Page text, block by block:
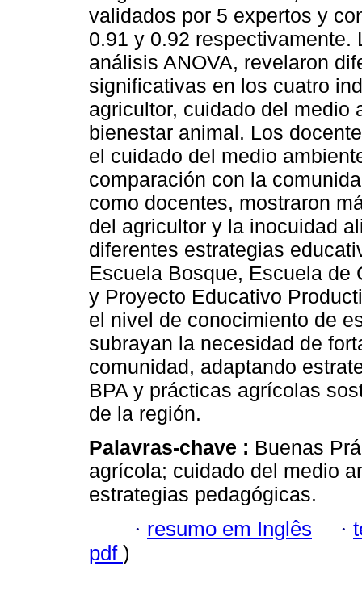
validados por 5 expertos y
0.91 y 0.92
análisis ANOVA, revelaron
significativas en los cuatro
agricultor, cuidado del medio
bienestar animal. Los
el cuidado del medio
comparación con la
como docentes, mostraron
del agricultor y la inocuidad
diferentes estrategias
Escuela Bosque, Escuela de
y Proyecto Educativo
el nivel de conocimiento de
subrayan la necesidad de
comunidad, adaptando
BPA y prácticas agrícolas
de la región.
Palavras-chave : Buenas
agrícola; cuidado del medio
estrategias pedagógicas.
· resumo em Inglês ·
pdf )